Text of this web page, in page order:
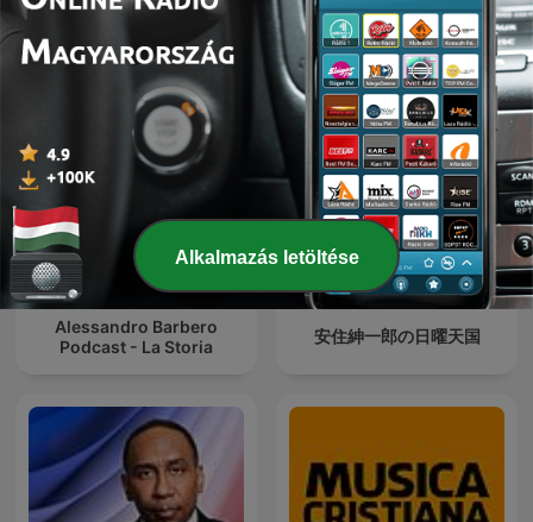
Quem Ama Não Esquece Ukraine: The Latest
Alessandro Barbero
Podcast - La Storia
安住紳一郎の日曜天国
Alkalmazás letöltése